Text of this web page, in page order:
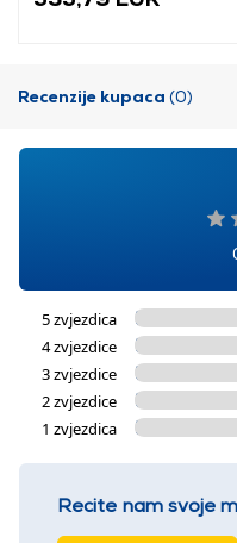
Recenzije kupaca (0)
5 zvjezdica
4 zvjezdice
3 zvjezdice
2 zvjezdice
1 zvjezdica
Recite nam svoje